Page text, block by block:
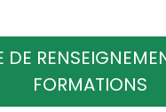
FORMATIONS